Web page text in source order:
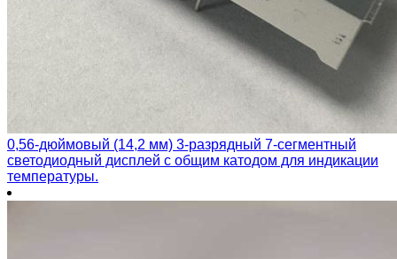
0,56-дюймовый (14,2 мм) 3-разрядный 7-сегментный
светодиодный дисплей с общим катодом для индикации
температуры.